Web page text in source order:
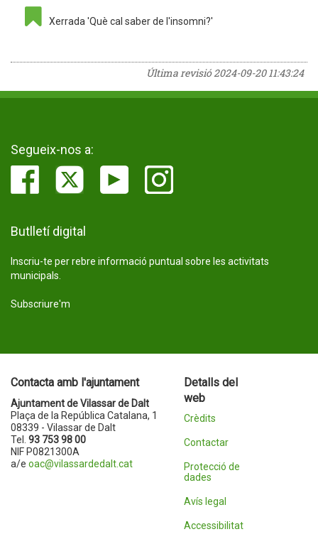
Xerrada 'Què cal saber de l'insomni?'
Última revisió2024-09-20 11:43:24
Segueix-nos a:
Butlletí digital
Inscriu-te per rebre informació puntual sobre les activitats
municipals.
Subscriure'm
Contacta amb l'ajuntament
Ajuntament de Vilassar de Dalt
Plaça de la República Catalana, 1
08339 - Vilassar de Dalt
Tel. 93 753 98 00
NIF P0821300A
a/e oac@vilassardedalt.cat
Detalls del
web
Crèdits
Contactar
Protecció de
dades
Avís legal
Accessibilitat